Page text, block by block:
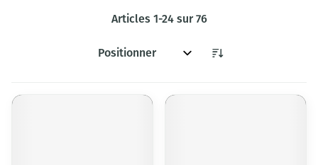
Articles 1-24sur76
Trier par: